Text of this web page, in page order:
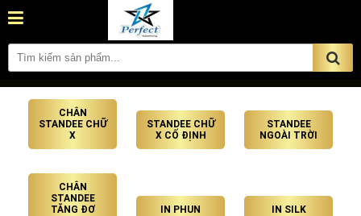
CHÂN
STANDEE CHỮ
X
STANDEE CHỮ
X CỐ ĐỊNH
STANDEE
NGOÀI TRỜI
CHÂN
STANDEE
TĂNG ĐƠ
IN PHUN IN SILK